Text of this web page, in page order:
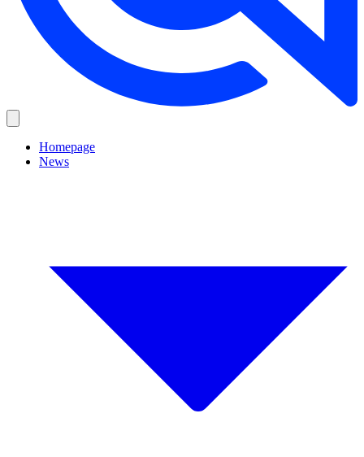
Homepage
News